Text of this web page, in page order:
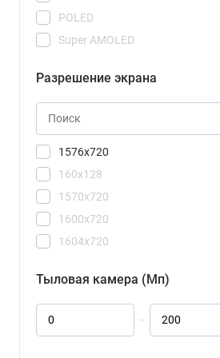
15T
15T Pro
17T Pro
105 DS TA-1416
A5
A7 Pro
C71
C81 Pro
F7 Ultra
POLED
Super AMOLED
Super Retina XDR
TN
Разрешение экрана
160x128
1570x720
1576x720
1600x720
1604x720
1640x720
2184x1968
Тыловая камера (Мп)
–